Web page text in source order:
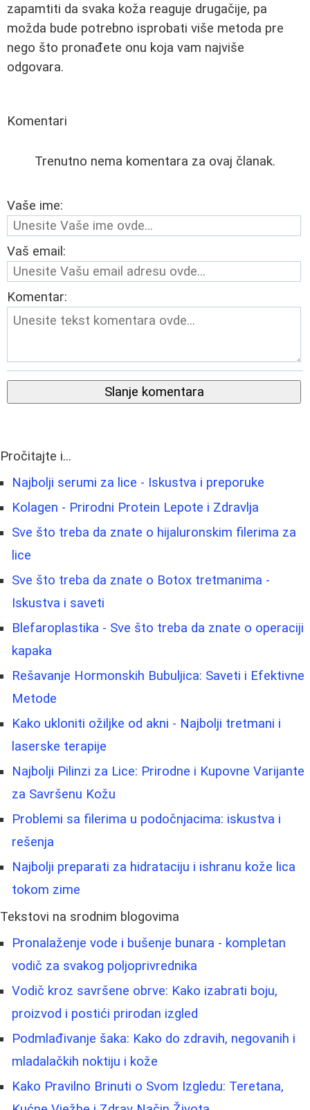
zapamtiti da svaka koža reaguje drugačije, pa
možda bude potrebno isprobati više metoda pre
nego što pronađete onu koja vam najviše
odgovara.
Komentari
Trenutno nema komentara za ovaj članak.
Vaše ime:
Vaš email:
Komentar:
Slanje komentara
Pročitajte i...
Najbolji serumi za lice - Iskustva i preporuke
Kolagen - Prirodni Protein Lepote i Zdravlja
Sve što treba da znate o hijaluronskim filerima za
lice
Sve što treba da znate o Botox tretmanima -
Iskustva i saveti
Blefaroplastika - Sve što treba da znate o operaciji
kapaka
Rešavanje Hormonskih Bubuljica: Saveti i Efektivne
Metode
Kako ukloniti ožiljke od akni - Najbolji tretmani i
laserske terapije
Najbolji Pilinzi za Lice: Prirodne i Kupovne Varijante
za Savršenu Kožu
Problemi sa filerima u podočnjacima: iskustva i
rešenja
Najbolji preparati za hidrataciju i ishranu kože lica
tokom zime
Tekstovi na srodnim blogovima
Pronalaženje vode i bušenje bunara - kompletan
vodič za svakog poljoprivrednika
Vodič kroz savršene obrve: Kako izabrati boju,
proizvod i postići prirodan izgled
Podmlađivanje šaka: Kako do zdravih, negovanih i
mladalačkih noktiju i kože
Kako Pravilno Brinuti o Svom Izgledu: Teretana,